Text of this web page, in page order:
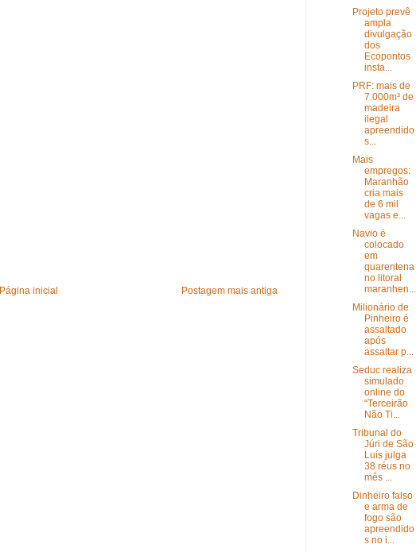
Postagem mais antiga
Página inicial
Projeto prevê
ampla
divulgação
dos
Ecopontos
insta...
PRF: mais de
7.000m³ de
madeira
ilegal
apreendido
s...
Mais
empregos:
Maranhão
cria mais
de 6 mil
vagas e...
Navio é
colocado
em
quarentena
no litoral
maranhen...
Milionário de
Pinheiro é
assaltado
após
assaltar p...
Seduc realiza
simulado
online do
“Terceirão
Não Ti...
Tribunal do
Júri de São
Luís julga
38 réus no
mês ...
Dinheiro falso
e arma de
fogo são
apreendido
s no i...